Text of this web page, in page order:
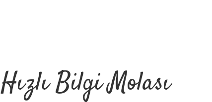
Hızlı Bilgi Molası